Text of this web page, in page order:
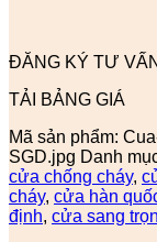
ĐĂNG KÝ TƯ
TẢI BẢNG GIÁ
Mã sản phẩm:
SGD.jpg Danh
cửa chống cháy,
cháy, cửa hàn
định, cửa sang